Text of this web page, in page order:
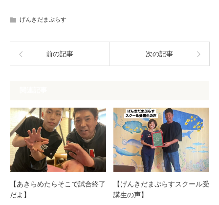
げんきだまぷらす
前の記事 次の記事
【あきらめたらそこで試合終了
だよ】
【げんきだまぷらすスクール受
講生の声】